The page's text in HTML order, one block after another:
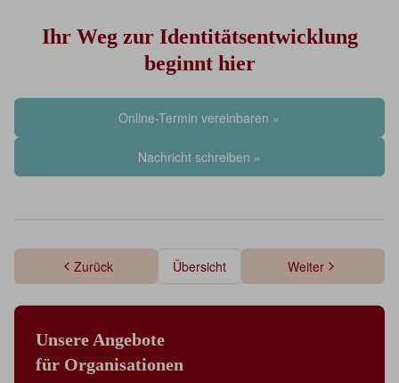
Ihr Weg zur Identitätsentwicklung
beginnt hier
Online-Termin vereinbaren »
Nachricht schreiben »
Zurück Übersicht Weiter
Unsere Angebote
für Organisationen